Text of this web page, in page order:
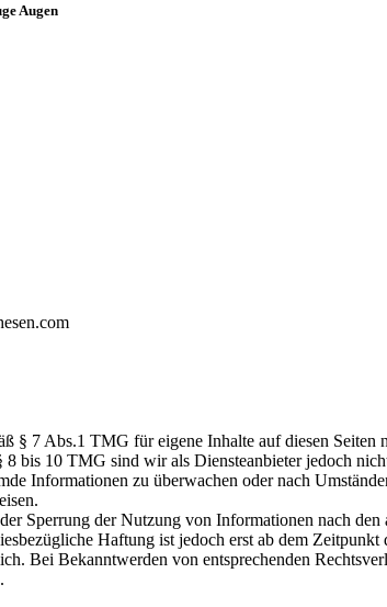
Augen
§ 7 Abs.1 TMG für eigene Inhalte auf diesen Seiten
8 bis 10 TMG sind wir als Diensteanbieter jedoch
Informationen zu überwachen oder nach
Sperrung der Nutzung von Informationen nach den
Haftung ist jedoch erst ab dem Zeitpunkt
Bei Bekanntwerden von entsprechenden